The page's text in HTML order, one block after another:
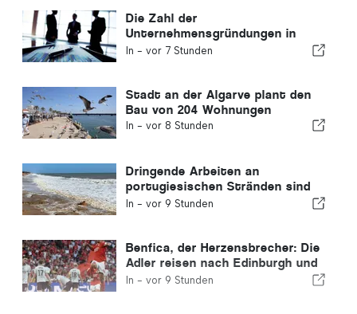
Die Zahl der
Unternehmensgründungen in
Portugal sinkt um 4,2 %
In - vor 7 Stunden
Stadt an der Algarve plant den
Bau von 204 Wohnungen
In - vor 8 Stunden
Dringende Arbeiten an
portugiesischen Stränden sind
abgeschlossen
In - vor 9 Stunden
Benfica, der Herzensbrecher: Die
Adler reisen nach Edinburgh und
haben bereits einen Fuß in der
In - vor 9 Stunden